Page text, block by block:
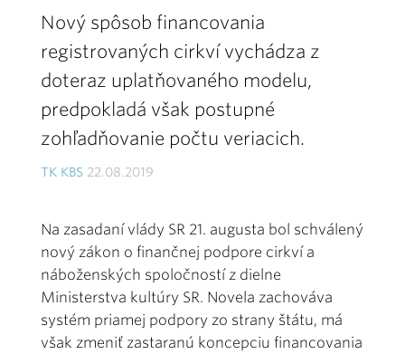
Nový spôsob financovania
registrovaných cirkví vychádza z
doteraz uplatňovaného modelu,
predpokladá však postupné
zohľadňovanie počtu veriacich.
TK KBS 22.08.2019
Na zasadaní vlády SR 21. augusta bol schválený
nový zákon o finančnej podpore cirkví a
náboženských spoločností z dielne
Ministerstva kultúry SR. Novela zachováva
systém priamej podpory zo strany štátu, má
však zmeniť zastaranú koncepciu financovania